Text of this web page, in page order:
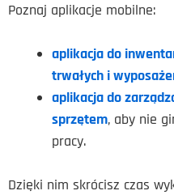
Poznaj aplikacje mobilne:
aplikacja do
trwałych i
aplikacja do
sprzętem, aby nie
pracy.
Dzięki nim skrócisz czas